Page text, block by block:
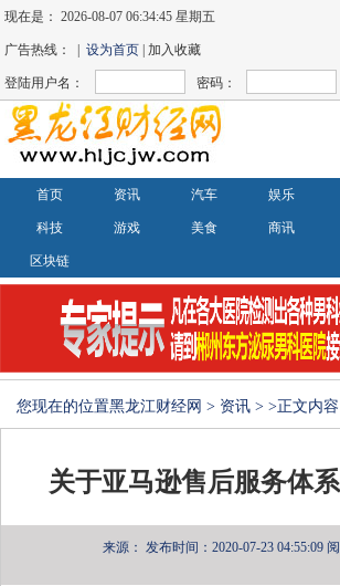
现在是：2026-08-07 06:34:46 星期五
广告热线： |设为首页 | 加入收藏
登陆用户名： 密码：
首页 资讯 汽车 娱乐
科技 游戏 美食 商讯
区块链
您现在的位置黑龙江财经网 > 资讯 > >正文内容
关于亚马逊售后服务体
来源： 发布时间：2020-07-23 04:55:09